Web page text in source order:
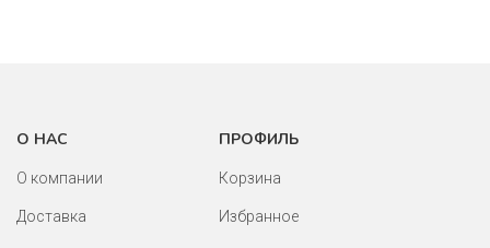
О НАС
О компании
Доставка
ПРОФИЛЬ
Корзина
Избранное